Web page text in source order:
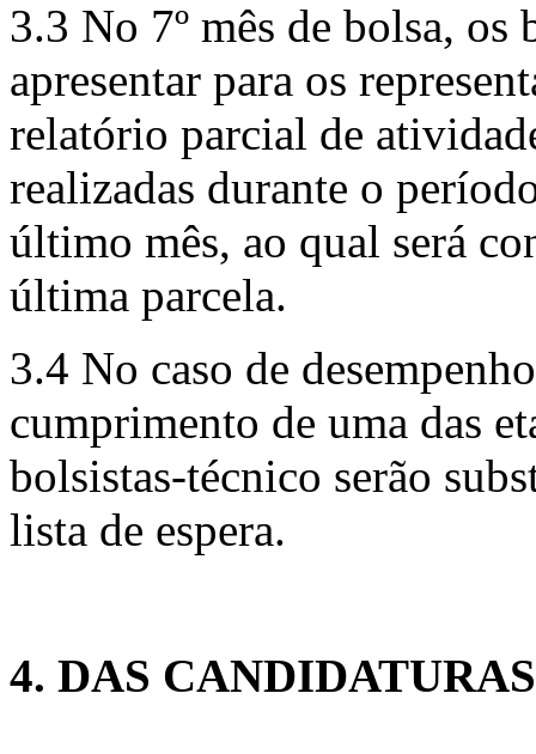
3.3 No 7º mês de bolsa,
apresentar para os
relatório parcial de
realizadas durante o
último mês, ao qual será
última parcela.
3.4 No caso de
cumprimento de uma das
bolsistas-técnico serão
lista de espera.
4. DAS CANDIDATURAS